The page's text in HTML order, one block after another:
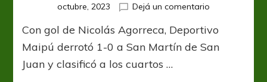
octubre, 2023
Dejá un comentario
Cruzado
Con gol de Nicolás Agorreca, Deportivo
Maipú derrotó 1-0 a San Martín de San
Juan y clasificó a los cuartos …